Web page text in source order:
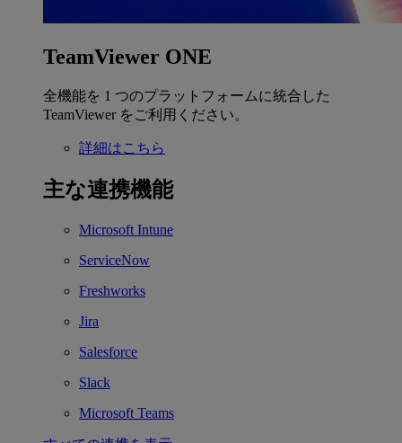
TeamViewer ONE
全機能を 1 つのプラットフォームに統合した
TeamViewer をご利用ください。
詳細はこちら
主な連携機能
Microsoft Intune
ServiceNow
Freshworks
Jira
Salesforce
Slack
Microsoft Teams